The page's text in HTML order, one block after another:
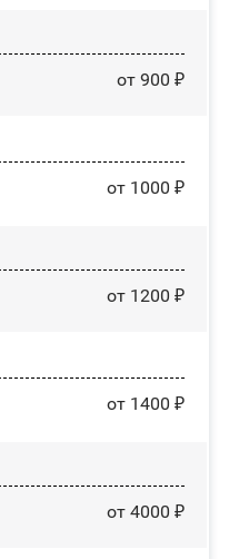
от 900 ₽
от 1000 ₽
от 1200 ₽
от 1400 ₽
от 4000 ₽